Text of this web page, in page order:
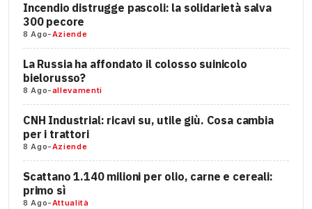
Incendio distrugge pascoli: la solidarietà salva
300 pecore
8 Ago-Aziende
La Russia ha affondato il colosso suinicolo
bielorusso?
8 Ago-allevamenti
CNH Industrial: ricavi su, utile giù. Cosa cambia
per i trattori
8 Ago-Aziende
Scattano 1.140 milioni per olio, carne e cereali:
primo sì
8 Ago-Attualità